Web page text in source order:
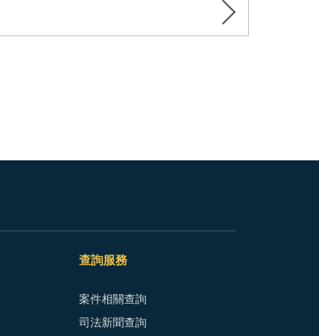
查詢服務
案件相關查詢
司法新聞查詢